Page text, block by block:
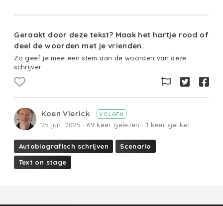
Geraakt door deze tekst? Maak het hartje rood of
deel de woorden met je vrienden.
Zo geef je mee een stem aan de woorden van deze
schrijver.
Koen Vlerick VOLGEN
25 jun. 2025 · 69 keer gelezen · 1 keer geliket
Autobiografisch schrijven Scenario
Text on stage